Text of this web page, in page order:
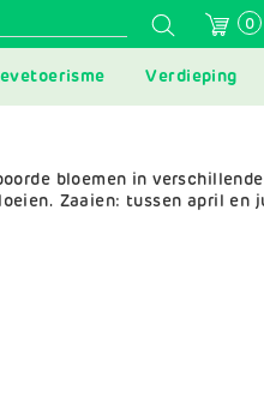
0
Verdieping
bloemen in
Zaaien: tussen april en